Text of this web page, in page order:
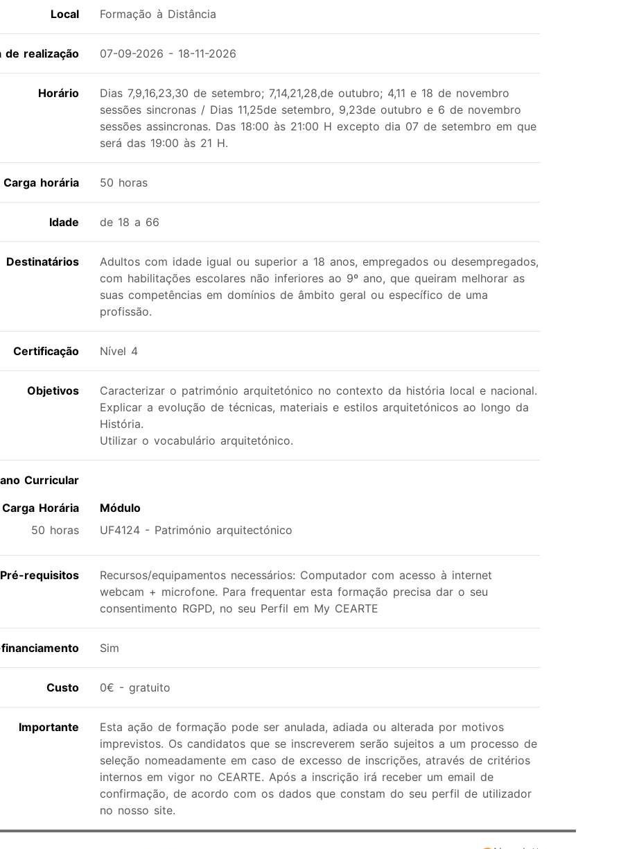
Local Formação à Distância
de realização 07-09-2026 - 18-11-2026
Horário
Dias 7,9,16,23,30 de setembro; 7,14,21,28,de outubro; 4,11 e 18 de novembro
sessões sincronas / Dias 11,25de setembro, 9,23de outubro e 6 de novembro
sessões assincronas. Das 18:00 às 21:00 H excepto dia 07 de setembro em que
será das 19:00 às 21 H.
Carga horária 50 horas
Idade de 18 a 66
Destinatários
Adultos com idade igual ou superior a 18 anos, empregados ou desempregados,
com habilitações escolares não inferiores ao 9º ano, que queiram melhorar as
suas competências em domínios de âmbito geral ou específico de uma
profissão.
Certificação Nível 4
Objetivos
Caracterizar o património arquitetónico no contexto da história local e nacional.
Explicar a evolução de técnicas, materiais e estilos arquitetónicos ao longo da
História.
Utilizar o vocabulário arquitetónico.
Curricular
Carga Horária
Módulo
50 horas
UF4124 - Património arquitectónico
Pré-requisitos
Recursos/equipamentos necessários: Computador com acesso à internet
webcam + microfone. Para frequentar esta formação precisa dar o seu
consentimento RGPD, no seu Perfil em My CEARTE
Sim
Custo 0€ - gratuito
Importante
Esta ação de formação pode ser anulada, adiada ou alterada por motivos
imprevistos. Os candidatos que se inscreverem serão sujeitos a um processo de
seleção nomeadamente em caso de excesso de inscrições, através de critérios
internos em vigor no CEARTE. Após a inscrição irá receber um email de
confirmação, de acordo com os dados que constam do seu perfil de utilizador
no nosso site.